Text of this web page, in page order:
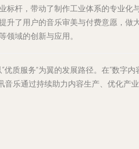
标杆，带动了制作工业体系的专业化
升了用户的音乐审美与付费意愿，做
领域的创新与应用。
质服务”为翼的发展路径。在“数字
音乐通过持续助力内容生产、优化产